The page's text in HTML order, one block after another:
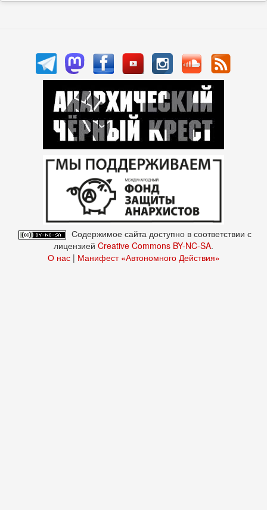
Содержимое сайта доступно в соответствии с
лицензией Creative Commons BY-NC-SA.
О нас| Манифест «Автономного Действия»